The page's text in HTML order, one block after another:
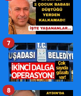
7
8